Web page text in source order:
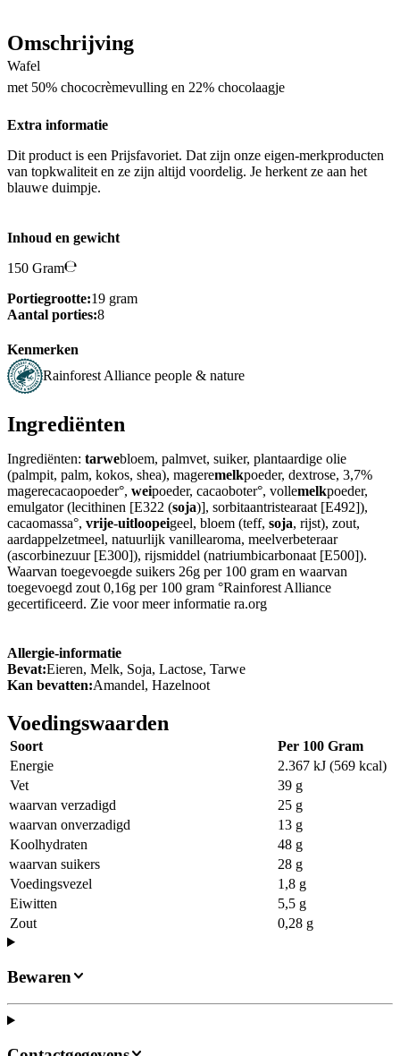
Omschrijving
Wafel
met 50% chococrèmevulling en 22% chocolaagje
Extra informatie
Dit product is een Prijsfavoriet. Dat zijn onze eigen-merkproducten
van topkwaliteit en ze zijn altijd voordelig. Je herkent ze aan het
blauwe duimpje.
Inhoud en gewicht
150 Gram
Portiegrootte:19 gram
Aantal porties:8
Kenmerken
Rainforest Alliance people & nature
Ingrediënten
Ingrediënten: tarwebloem, palmvet, suiker, plantaardige olie
(palmpit, palm, kokos, shea), mageremelkpoeder, dextrose, 3,7%
magerecacaopoeder°, weipoeder, cacaoboter°, vollemelkpoeder,
emulgator (lecithinen [E322 (soja)], sorbitaantristearaat [E492]),
cacaomassa°, vrije-uitloopeigeel, bloem (teff, soja, rijst), zout,
aardappelzetmeel, natuurlijk vanillearoma, meelverbeteraar
(ascorbinezuur [E300]), rijsmiddel (natriumbicarbonaat [E500]).
Waarvan toegevoegde suikers 26g per 100 gram en waarvan
toegevoegd zout 0,16g per 100 gram °Rainforest Alliance
gecertificeerd. Zie voor meer informatie ra.org
Allergie-informatie
Bevat:Eieren, Melk, Soja, Lactose, Tarwe
Kan bevatten:Amandel, Hazelnoot
Voedingswaarden
Soort
Per 100 Gram
Energie
2.367 kJ (569 kcal)
Vet
39 g
waarvan verzadigd
25 g
waarvan onverzadigd
13 g
Koolhydraten
48 g
waarvan suikers
28 g
Voedingsvezel
1,8 g
Eiwitten
5,5 g
Zout
0,28 g
Bewaren